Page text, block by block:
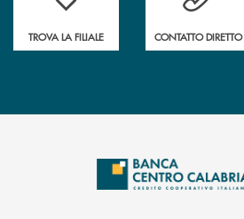
TROVA LA FILIALE CONTATTO DIRETTO